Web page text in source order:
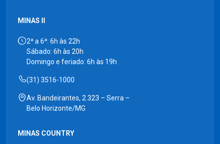
MINAS II
2ª a 6ª: 6h às 22h
Sábado: 6h às 20h
Domingo e feriado: 6h às 19h
(31) 3516-1000
Av. Bandeirantes, 2.323 – Serra –
Belo Horizonte/MG
MINAS COUNTRY